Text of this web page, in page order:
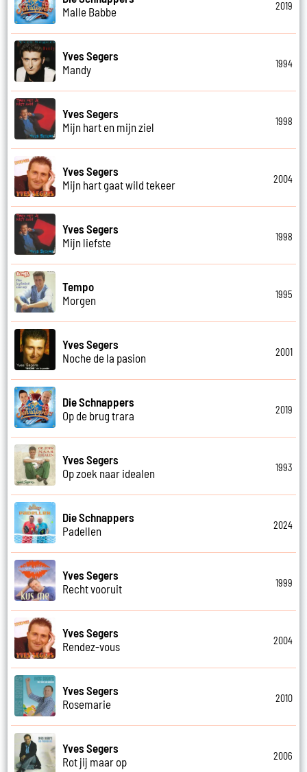
Malle Babbe
2019
Yves Segers
Mandy
1994
Yves Segers
Mijn hart en mijn ziel
1998
Yves Segers
Mijn hart gaat wild tekeer
2004
Yves Segers
Mijn liefste
1998
Tempo
Morgen
1995
Yves Segers
Noche de la pasion
2001
Die Schnappers
Op de brug trara
2019
Yves Segers
Op zoek naar idealen
1993
Die Schnappers
Padellen
2024
Yves Segers
Recht vooruit
1999
Yves Segers
Rendez-vous
2004
Yves Segers
Rosemarie
2010
Yves Segers
Rot jij maar op
2006